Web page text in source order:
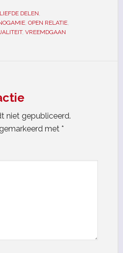
LIEFDE DELEN,
, OPEN RELATIE,
, VREEMDGAAN
niet gepubliceerd.
met *